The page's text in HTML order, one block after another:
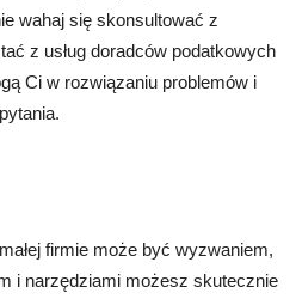
wahaj się skonsultować z
z usług doradców podatkowych
Ci w rozwiązaniu problemów i
firmie może być wyzwaniem,
i narzędziami możesz skutecznie